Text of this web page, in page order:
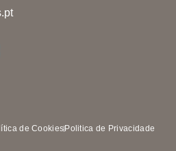
de CookiesPolitica de Privacidade